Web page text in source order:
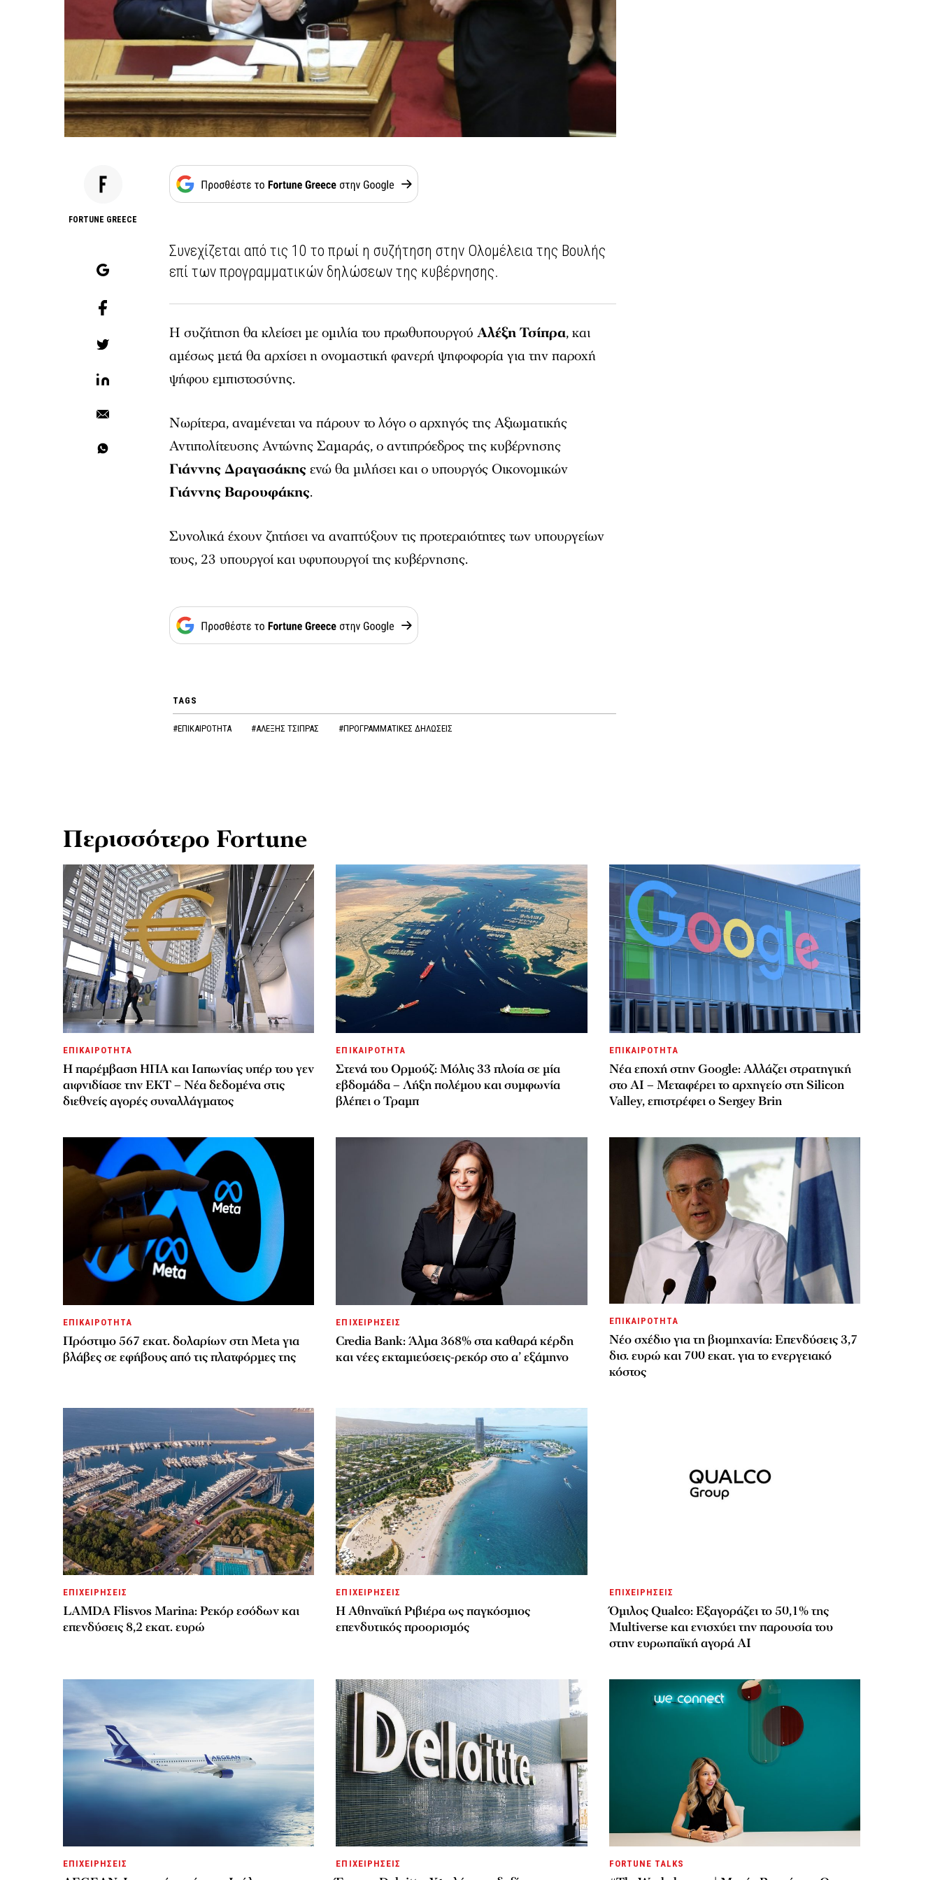
FORTUNE GREECE
Συνεχίζεται από τις 10 το πρωί η συζήτηση στην Ολομέλεια της Βουλής
επί των προγραμματικών δηλώσεων της κυβέρνησης.
Η συζήτηση θα κλείσει με ομιλία του πρωθυπουργούΑλέξη Τσίπρα, και
αμέσως μετά θα αρχίσει η ονομαστική φανερή ψηφοφορία για την παροχή
ψήφου εμπιστοσύνης.
Νωρίτερα, αναμένεται να πάρουν το λόγο ο αρχηγός της Αξιωματικής
Αντιπολίτευσης Αντώνης Σαμαράς, ο αντιπρόεδρος της κυβέρνησης
Γιάννης Δραγασάκης ενώ θα μιλήσει και ο υπουργός Οικονομικών
Γιάννης Βαρουφάκης.
Συνολικά έχουν ζητήσει να αναπτύξουν τις προτεραιότητες των υπουργείων
τους, 23 υπουργοί και υφυπουργοί της κυβέρνησης.
TAGS
#ΕΠΙΚΑΙΡΟΤΗΤΑ #ΑΛΕΞΗΣ ΤΣΙΠΡΑΣ #ΠΡΟΓΡΑΜΜΑΤΙΚΕΣ ΔΗΛΩΣΕΙΣ
Περισσότερο Fortune
ΕΠΙΚΑΙΡΟΤΗΤΑ
Η παρέμβαση ΗΠΑ και Ιαπωνίας υπέρ του γεν
αιφνιδίασε την ΕΚΤ – Νέα δεδομένα στις
διεθνείς αγορές συναλλάγματος
ΕΠΙΚΑΙΡΟΤΗΤΑ
Στενά του Ορμούζ: Μόλις 33 πλοία σε μία
εβδομάδα – Λήξη πολέμου και συμφωνία
βλέπει ο Τραμπ
ΕΠΙΚΑΙΡΟΤΗΤΑ
Νέα εποχή στην Google: Αλλάζει στρατηγική
στο AI – Μεταφέρει το αρχηγείο στη Silicon
Valley, επιστρέφει ο Sergey Brin
ΕΠΙΚΑΙΡΟΤΗΤΑ
Πρόστιμο 567 εκατ. δολαρίων στη Meta για
βλάβες σε εφήβους από τις πλατφόρμες της
ΕΠΙΧΕΙΡΗΣΕΙΣ
Credia Bank: Άλμα 368% στα καθαρά κέρδη
και νέες εκταμιεύσεις-ρεκόρ στο α’ εξάμηνο
ΕΠΙΚΑΙΡΟΤΗΤΑ
Νέο σχέδιο για τη βιομηχανία: Επενδύσεις 3,7
δισ. ευρώ και 700 εκατ. για το ενεργειακό
κόστος
ΕΠΙΧΕΙΡΗΣΕΙΣ
LAMDA Flisvos Marina: Ρεκόρ εσόδων και
επενδύσεις 8,2 εκατ. ευρώ
ΕΠΙΧΕΙΡΗΣΕΙΣ
Η Αθηναϊκή Ριβιέρα ως παγκόσμιος
επενδυτικός προορισμός
ΕΠΙΧΕΙΡΗΣΕΙΣ
Όμιλος Qualco: Εξαγοράζει το 50,1% της
Multiverse και ενισχύει την παρουσία του
στην ευρωπαϊκή αγορά AI
ΕΠΙΧΕΙΡΗΣΕΙΣ ΕΠΙΧΕΙΡΗΣΕΙΣ FORTUNE TALKS